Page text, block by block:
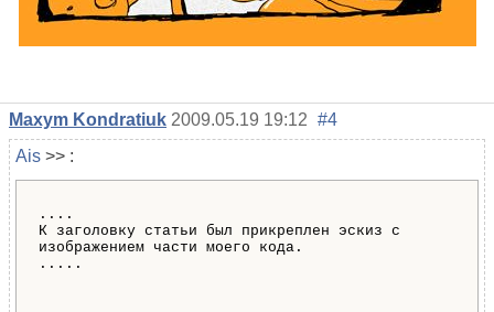
Maxym Kondratiuk 2009.05.19 19:12 #4
Ais >> :
....
К заголовку статьи был прикреплен эскиз с
изображением части моего кода.
.....